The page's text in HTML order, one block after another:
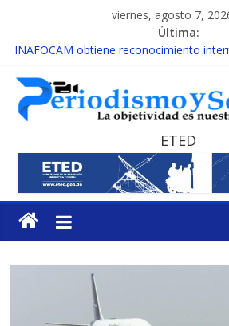
viernes, agosto 7,
Última:
INAFOCAM obtiene reconocimiento
15 de febrero de cada año es Día
cáncer infantil
EL ENFOQUE UNILATERAL DE LA
MESCyT y Universidad Albizu apoyarán
reclusos
MESCyT presenta calendario de
Educación
ETED